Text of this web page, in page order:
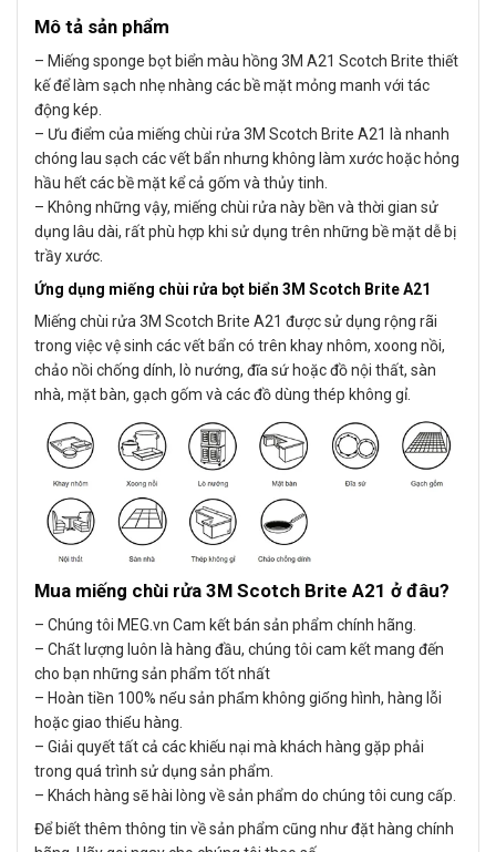
Mô tả sản phẩm
– Miếng sponge bọt biển màu hồng 3M A21 Scotch Brite thiết
kế để làm sạch nhẹ nhàng các bề mặt mỏng manh với tác
động kép.
– Ưu điểm của miếng chùi rửa 3M Scotch Brite A21 là nhanh
chóng lau sạch các vết bẩn nhưng không làm xước hoặc hỏng
hầu hết các bề mặt kể cả gốm và thủy tinh.
– Không những vậy, miếng chùi rửa này bền và thời gian sử
dụng lâu dài, rất phù hợp khi sử dụng trên những bề mặt dễ bị
trầy xước.
Ứng dụng miếng chùi rửa bọt biển 3M Scotch Brite A21
Miếng chùi rửa 3M Scotch Brite A21 được sử dụng rộng rãi
trong việc vệ sinh các vết bẩn có trên khay nhôm, xoong nồi,
chảo nồi chống dính, lò nướng, đĩa sứ hoặc đồ nội thất, sàn
nhà, mặt bàn, gạch gốm và các đồ dùng thép không gỉ.
Mua miếng chùi rửa 3M Scotch Brite A21 ở đâu?
– Chúng tôi MEG.vn Cam kết bán sản phẩm chính hãng.
– Chất lượng luôn là hàng đầu, chúng tôi cam kết mang đến
cho bạn những sản phẩm tốt nhất
– Hoàn tiền 100% nếu sản phẩm không giống hình, hàng lỗi
hoặc giao thiếu hàng.
– Giải quyết tất cả các khiếu nại mà khách hàng gặp phải
trong quá trình sử dụng sản phẩm.
– Khách hàng sẽ hài lòng về sản phẩm do chúng tôi cung cấp.
Để biết thêm thông tin về sản phẩm cũng như đặt hàng chính